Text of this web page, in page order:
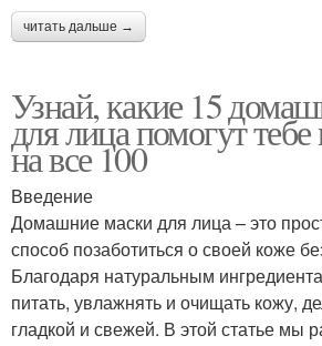
читать дальше →
Узнай, какие 15
для лица помогут тебе
на все 100
Введение
Домашние маски для лица – это
способ позаботиться о своей коже
Благодаря натуральным
питать, увлажнять и очищать кожу,
гладкой и свежей. В этой статье мы